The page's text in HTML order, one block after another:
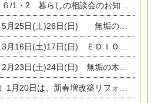
/1・2 暮らしの相談会のお知らせ
(土)26日(日) 無垢の木の家体感見学会開催☆
日(日) ＥＤＩＯＮ東陽住建でんき館 総決算まつり
日(土)24日(日) 無垢の木の家 完成見学会
春増改築リフォームまつり＆家の修理祭り＆家電まつりです。